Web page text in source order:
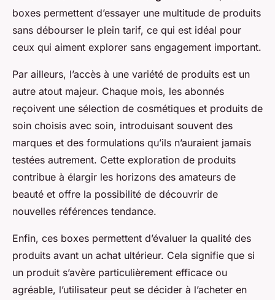
boxes permettent d’essayer une multitude de produits
sans débourser le plein tarif, ce qui est idéal pour
ceux qui aiment explorer sans engagement important.
Par ailleurs, l’accès à une variété de produits est un
autre atout majeur. Chaque mois, les abonnés
reçoivent une sélection de cosmétiques et produits de
soin choisis avec soin, introduisant souvent des
marques et des formulations qu’ils n’auraient jamais
testées autrement. Cette exploration de produits
contribue à élargir les horizons des amateurs de
beauté et offre la possibilité de découvrir de
nouvelles références tendance.
Enfin, ces boxes permettent d’évaluer la qualité des
produits avant un achat ultérieur. Cela signifie que si
un produit s’avère particulièrement efficace ou
agréable, l’utilisateur peut se décider à l’acheter en